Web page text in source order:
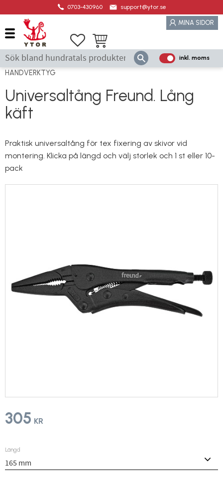
0703-430960 support@ytor.se
MINA SIDOR
Favoriter
Kundvagn
P
e
a
s
inkl. moms
HANDVERKTYG
Universaltång Freund. Lång
käft
Praktisk universaltång för tex fixering av skivor vid
montering. Klicka på längd och välj storlek och 1 st eller 10-
pack
305 KR
Längd